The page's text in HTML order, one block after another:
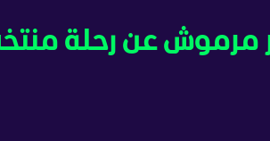
غياب عمر مرموش عن رحلة